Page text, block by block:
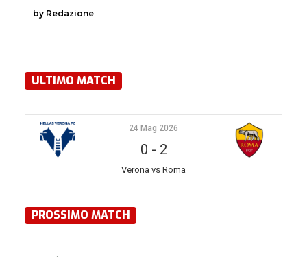
by Redazione
ULTIMO MATCH
24 Mag 2026
0 - 2
Verona vs Roma
PROSSIMO MATCH